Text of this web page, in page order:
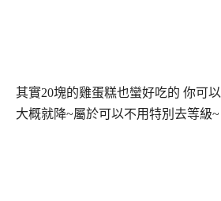
其實20塊的雞蛋糕也蠻好吃的 你可
大概就降~屬於可以不用特別去等級~